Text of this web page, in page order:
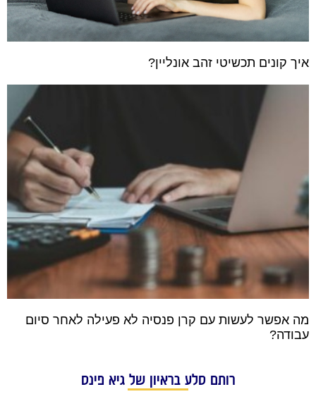
איך קונים תכשיטי זהב אונליין?
מה אפשר לעשות עם קרן פנסיה לא פעילה לאחר סיום
עבודה?
רותם סלע בראיון של גיא פינס